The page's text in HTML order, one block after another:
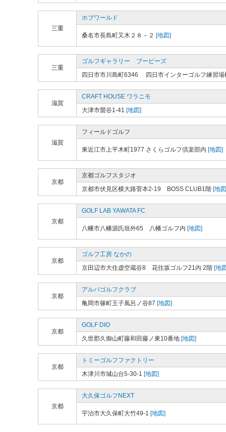
三重
ホブワールド
桑名市長島町又木２８－２ [地図]
三重
ゴルフギャラリー ブービーズ
四日市市川島町6346 四日市インターゴルフ練習場
滋賀
CRAFT HOUSE ワラニモ
大津市螢谷1-41 [地図]
滋賀
フィールドゴルフ
東近江市上平木町1977 さくらゴルフ倶楽部内 [地図]
京都
京都ゴルフスタジオ
京都市伏見区横大路菅本2-19 BOSS CLUB1階 [地
京都
GOLF LAB YAWATA FC
八幡市八幡源氏垣外65 八幡ゴルフ内 [地図]
京都
ゴルフ工房 なかの
京田辺市大住虚空蔵谷8 花住坂ゴルフ21内 2階 [地
京都
アルバゴルフクラブ
亀岡市篠町王子風呂ノ谷87 [地図]
京都
GOLF DIO
久世郡久御山町藤和田藤ノ東10番地 [地図]
京都
トミーゴルフファクトリー
木津川市城山台5-30-1 [地図]
京都
大久保ゴルフNEXT
宇治市大久保町大竹49-1 [地図]